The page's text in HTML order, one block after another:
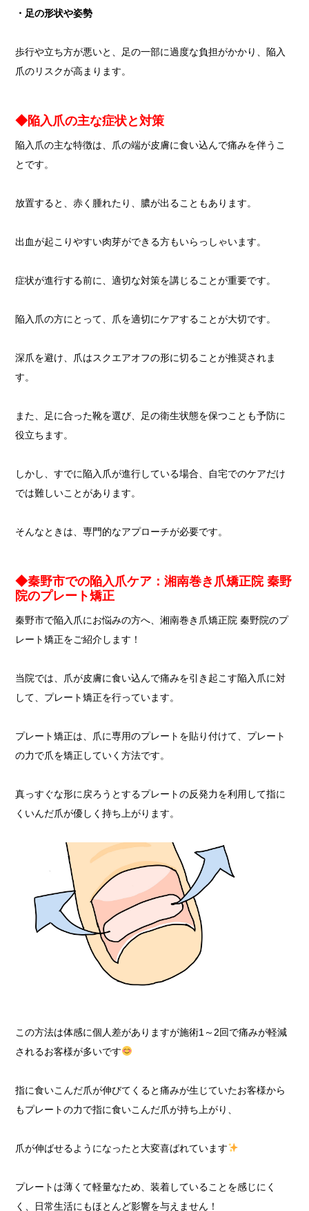
・足の形状や姿勢
歩行や立ち方が悪いと、足の一部に過度な負担がかかり、陥入
爪のリスクが高まります。
◆陥入爪の主な症状と対策
陥入爪の主な特徴は、爪の端が皮膚に食い込んで痛みを伴うこ
とです。
放置すると、赤く腫れたり、膿が出ることもあります。
出血が起こりやすい肉芽ができる方もいらっしゃいます。
症状が進行する前に、適切な対策を講じることが重要です。
陥入爪の方にとって、爪を適切にケアすることが大切です。
深爪を避け、爪はスクエアオフの形に切ることが推奨されま
す。
また、足に合った靴を選び、足の衛生状態を保つことも予防に
役立ちます。
しかし、すでに陥入爪が進行している場合、自宅でのケアだけ
では難しいことがあります。
そんなときは、専門的なアプローチが必要です。
◆秦野市での陥入爪ケア：湘南巻き爪矯正院 秦野
院のプレート矯正
秦野市で陥入爪にお悩みの方へ、湘南巻き爪矯正院 秦野院のプ
レート矯正をご紹介します！
当院では、爪が皮膚に食い込んで痛みを引き起こす陥入爪に対
して、プレート矯正を行っています。
プレート矯正は、爪に専用のプレートを貼り付けて、プレート
の力で爪を矯正していく方法です。
真っすぐな形に戻ろうとするプレートの反発力を利用して指に
くいんだ爪が優しく持ち上がります。
この方法は体感に個人差がありますが施術1～2回で痛みが軽減
されるお客様が多いです
指に食いこんだ爪が伸びてくると痛みが生じていたお客様から
もプレートの力で指に食いこんだ爪が持ち上がり、
爪が伸ばせるようになったと大変喜ばれています
プレートは薄くて軽量なため、装着していることを感じにく
く、日常生活にもほとんど影響を与えません！